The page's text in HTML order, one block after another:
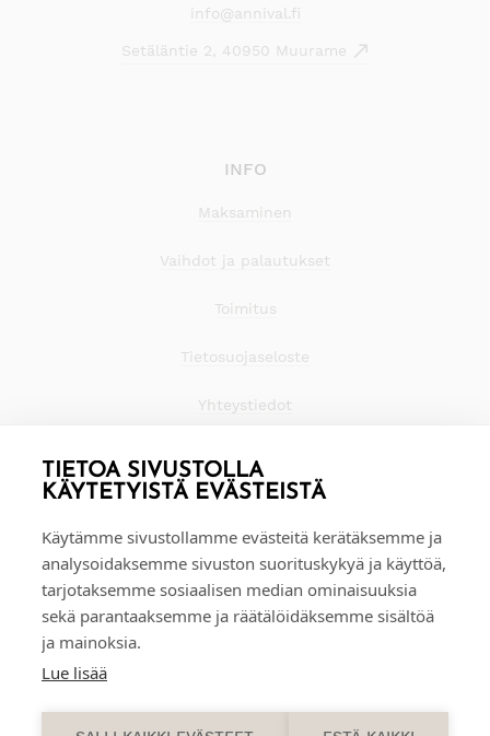
TIETOA SIVUSTOLLA
KÄYTETYISTÄ EVÄSTEISTÄ
Käytämme sivustollamme evästeitä kerätäksemme ja
analysoidaksemme sivuston suorituskykyä ja käyttöä,
tarjotaksemme sosiaalisen median ominaisuuksia
sekä parantaaksemme ja räätälöidäksemme sisältöä
ja mainoksia.
Lue lisää
info@annival.fi
Setäläntie 2, 40950 Muurame
INFO
Maksaminen
Vaihdot ja palautukset
Toimitus
Tietosuojaseloste
Yhteystiedot